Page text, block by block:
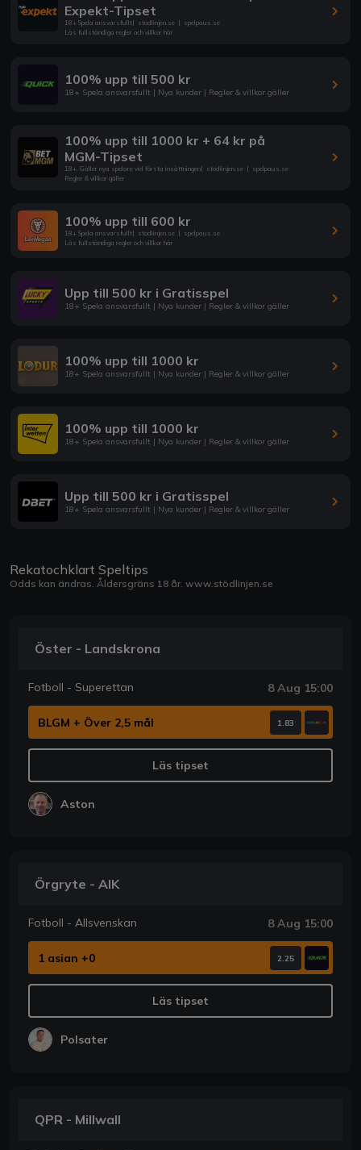
Expekt-Tipset
18+ Spela ansvarsfullt| stodlinjen.se | spelpaus.se
Läs fullständiga regler och villkor här
100% upp till 500 kr
18+ Spela ansvarsfullt | Nya kunder | Regler & villkor gäller
100% upp till 1000 kr + 64 kr på
MGM-Tipset
18+. Gäller nya spelare vid första insättningen| stodlinjen.se | spelpaus.se
Regler & villkor gäller
100% upp till 600 kr
18+ Spela ansvarsfullt| stodlinjen.se | spelpaus.se
Läs fullständiga regler och villkor här
Upp till 500 kr i Gratisspel
18+ Spela ansvarsfullt | Nya kunder | Regler & villkor gäller
100% upp till 1000 kr
18+ Spela ansvarsfullt | Nya kunder | Regler & villkor gäller
100% upp till 1000 kr
18+ Spela ansvarsfullt | Nya kunder | Regler & villkor gäller
Upp till 500 kr i Gratisspel
18+ Spela ansvarsfullt | Nya kunder | Regler & villkor gäller
Rekatochklart Speltips
Odds kan ändras. Åldersgräns 18 år. www.stödlinjen.se
Öster - Landskrona
Fotboll - Superettan 8 Aug 15:00
BLGM + Över 2,5 mål 1.83
Läs tipset
Aston
Örgryte - AIK
Fotboll - Allsvenskan 8 Aug 15:00
1 asian +0 2.25
Läs tipset
Polsater
QPR - Millwall